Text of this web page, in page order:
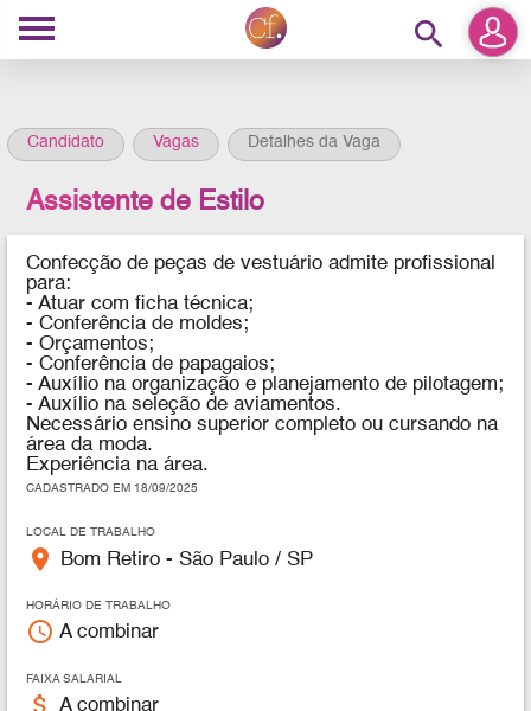
search
Candidato Vagas Detalhes da Vaga
Assistente de Estilo
Confecção de peças de vestuário admite profissional
para:
- Atuar com ficha técnica;
- Conferência de moldes;
- Orçamentos;
- Conferência de papagaios;
- Auxílio na organização e planejamento de pilotagem;
- Auxílio na seleção de aviamentos.
Necessário ensino superior completo ou cursando na
área da moda.
Experiência na área.
CADASTRADO EM 18/09/2025
LOCAL DE TRABALHO
place Bom Retiro - São Paulo / SP
HORÁRIO DE TRABALHO
access_time A combinar
FAIXA SALARIAL
attach_money A combinar